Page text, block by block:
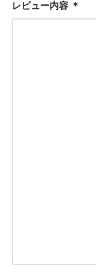
レビュー内容 ＊